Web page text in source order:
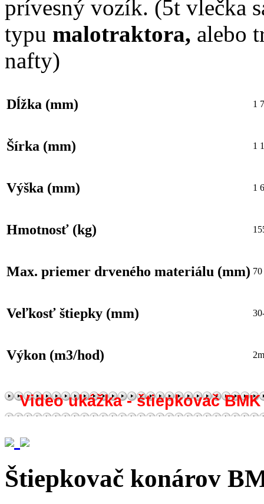
prívesný vozík. (5t vlečka
typu malotraktora, alebo
nafty)
Dĺžka (mm) 1
Šírka (mm) 1
Výška (mm) 1
Hmotnosť (kg)
Max. priemer drveného materiálu (mm) 70
Veľkosť štiepky (mm)
Výkon (m3/hod)
Video ukážka - štiepkovač
Štiepkovač konárov